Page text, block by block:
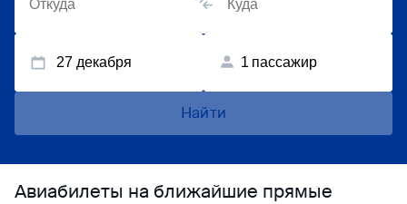
27 декабря 1 пассажир
Найти
Авиабилеты на ближайшие прямые